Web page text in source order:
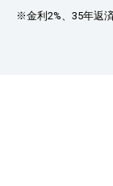
※金利2%、35年返